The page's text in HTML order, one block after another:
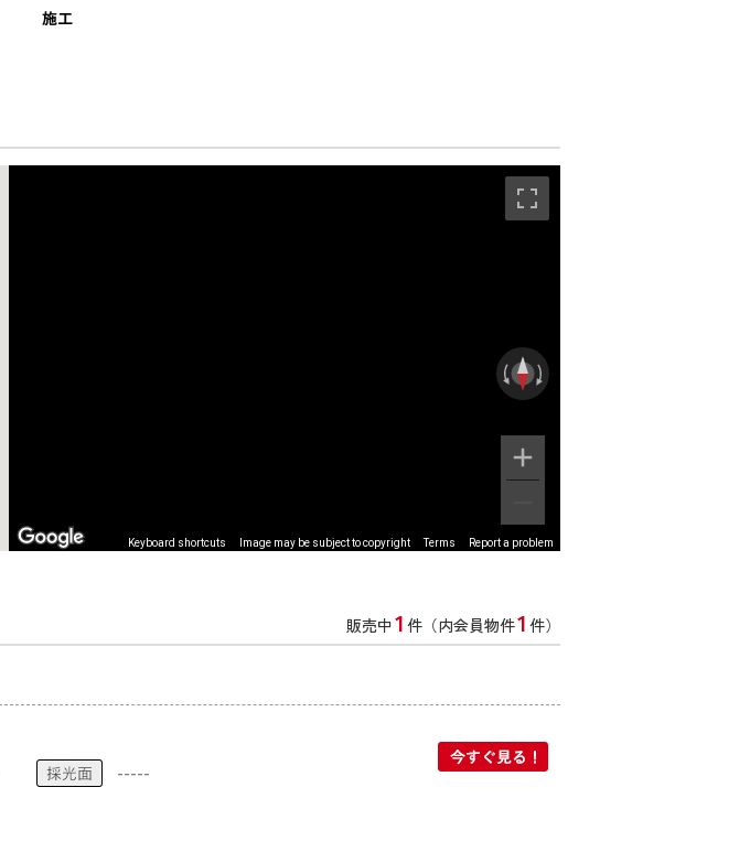
施工
Keyboard shortcuts Image may be subject to copyright Terms Report a problem
販売中1 件（内会員物件1 件）